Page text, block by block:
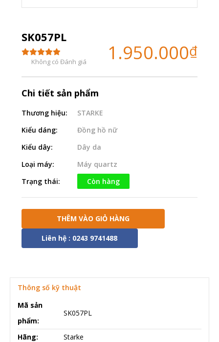
SK057PL
Không có Đánh giá 1.950.000₫
Chi tiết sản phẩm
Thương hiệu:
STARKE
Kiểu dáng:
Đồng hồ nữ
Kiểu dây:
Dây da
Loại máy:
Máy quartz
Trạng thái:
Còn hàng
THÊM VÀO GIỎ HÀNG
Liên hệ : 0243 9741488
Thông số kỹ thuật
Mã sản
phẩm:
SK057PL
Hãng:
Starke